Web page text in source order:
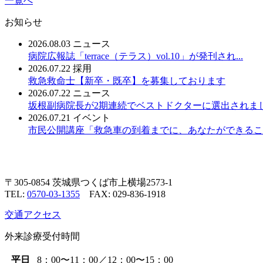
お知らせ
2026.08.03 ニュース
病院広報誌「terrace（テラス）vol.10」が発刊され...
2026.07.22 採用
救急救命士【新卒・既卒】を募集しております
2026.07.22 ニュース
坂根副病院長が2期連続でベストドクターに選出されま
2026.07.21 イベント
市民公開講座「救急車の到着までに、あなたができる
〒305-0854 茨城県つくば市上横場2573-1
TEL: 0570-03-1355 FAX: 029-836-1918
交通アクセス
外来診療受付時間
平日
8：00〜11：00／12：00〜15：00